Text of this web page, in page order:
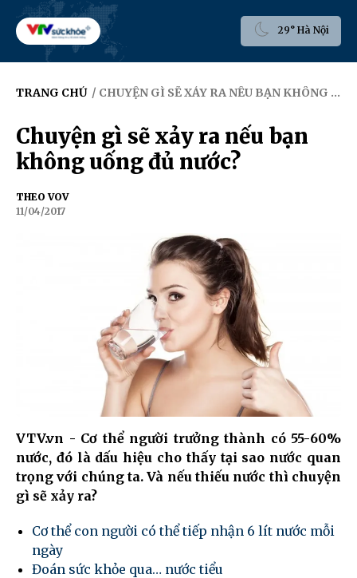
29° Hà Nội
TRANG CHỦ / CHUYỆN GÌ SẼ XẢY RA NẾU BẠN KHÔNG UỐNG ĐỦ NƯỚC?
Chuyện gì sẽ xảy ra nếu bạn
không uống đủ nước?
THEO VOV
11/04/2017
VTV.vn - Cơ thể người trưởng thành có 55-60%
nước, đó là dấu hiệu cho thấy tại sao nước quan
trọng với chúng ta. Và nếu thiếu nước thì chuyện
gì sẽ xảy ra?
Cơ thể con người có thể tiếp nhận 6 lít nước mỗi
ngày
Đoán sức khỏe qua… nước tiểu